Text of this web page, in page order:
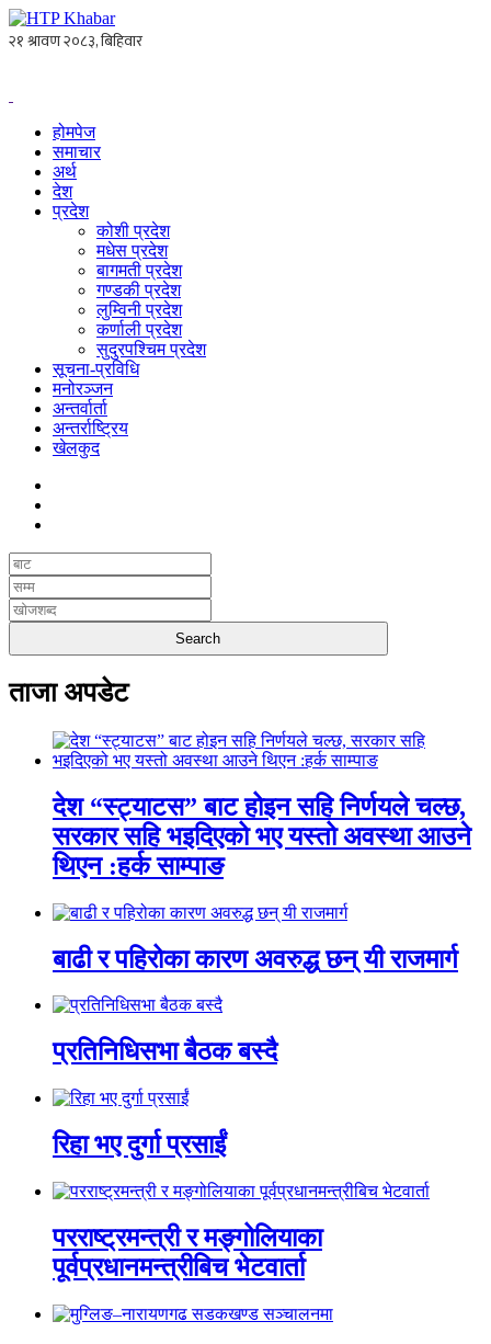
होमपेज
समाचार
अर्थ
देश
प्रदेश
कोशी प्रदेश
मधेस प्रदेश
बागमती प्रदेश
गण्डकी प्रदेश
लुम्विनी प्रदेश
कर्णाली प्रदेश
सुदुरपश्चिम प्रदेश
सूचना-प्रविधि
मनोरञ्जन
अन्तर्वार्ता
अन्तर्राष्ट्रिय
खेलकुद
ताजा अपडेट
देश “स्ट्याटस” बाट होइन सहि निर्णयले चल्छ,
सरकार सहि भइदिएको भए यस्तो अवस्था आउने
थिएन :हर्क साम्पाङ
बाढी र पहिरोका कारण अवरुद्ध छन् यी राजमार्ग
प्रतिनिधिसभा बैठक बस्दै
रिहा भए दुर्गा प्रसाईं
परराष्ट्रमन्त्री र मङ्गोलियाका
पूर्वप्रधानमन्त्रीबिच भेटवार्ता